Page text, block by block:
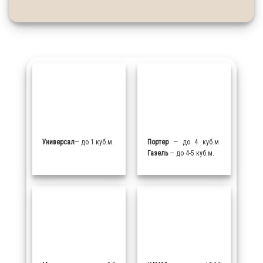
Универсал— до 1 куб.м. Портер — до 4 куб.м.
Газель— до 4-5 куб.м.